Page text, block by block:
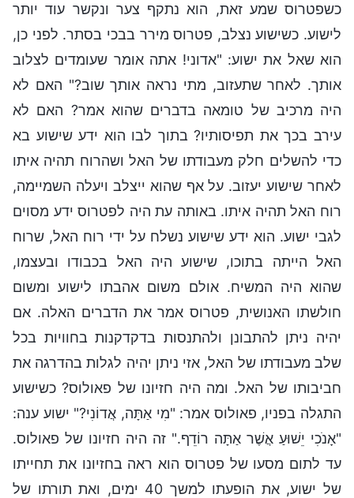
כשפטרוס שמע זאת, הוא נתקף צער ונקשר עוד יותר
לישוע. כשישוע נצלב, פטרוס מירר בבכי בסתר. לפני כן,
הוא שאל את ישוע: "אדוני! אתה אומר שעומדים לצלוב
אותך. לאחר שתעזוב, מתי נראה אותך שוב?" האם לא
היה מרכיב של טומאה בדברים שהוא אמר? האם לא
עירב בכך את תפיסותיו? בתוך לבו הוא ידע שישוע בא
כדי להשלים חלק מעבודתו של האל ושהרוח תהיה איתו
לאחר שישוע יעזוב. על אף שהוא ייצלב ויעלה השמיימה,
רוח האל תהיה איתו. באותה עת היה לפטרוס ידע מסוים
לגבי ישוע. הוא ידע שישוע נשלח על ידי רוח האל, שרוח
האל הייתה בתוכו, שישוע היה האל בכבודו ובעצמו,
שהוא היה המשיח. אולם משום אהבתו לישוע ומשום
חולשתו האנושית, פטרוס אמר את הדברים האלה. אם
יהיה ניתן להתבונן ולהתנסות בדקדקנות בחוויות בכל
שלב מעבודתו של האל, אזי ניתן יהיה לגלות בהדרגה את
חביבותו של האל. ומה היה חזיונו של פאולוס? כשישוע
התגלה בפניו, פאולוס אמר: "מִי אַתָּה, אֲדוֹנִי?" ישוע ענה:
"אָנֺכִי יֵשׁוּעַ אֲשֶׁר אַתָּה רוֹדֵף." זה היה חזיונו של פאולוס.
עד לתום מסעו של פטרוס הוא ראה בחזיונו את תחייתו
של ישוע, את הופעתו למשך 40 ימים, ואת תורתו של